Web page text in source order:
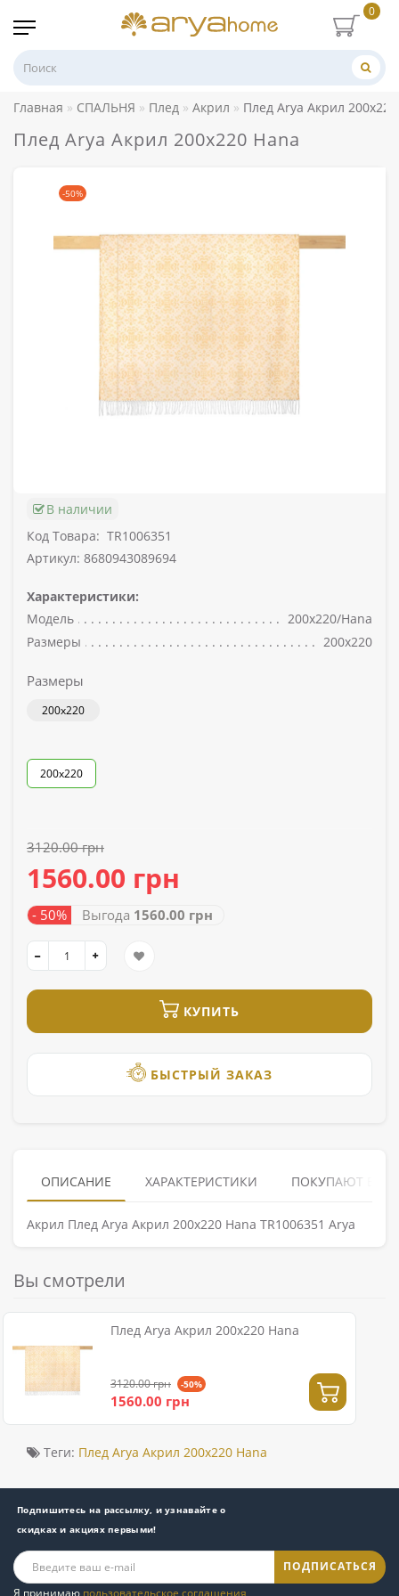
0
Главная СПАЛЬНЯ Плед Акрил Плед Arya Акрил
Плед Arya Акрил 200x220 Hana
-50%
В наличии
Код Товара: TR1006351
Артикул: 8680943089694
Характеристики:
Модель
200x220/Hana
Размеры
200x220
Размеры
200x220
200x220
3120.00 грн
1560.00 грн
- 50% Выгода 1560.00 грн
КУПИТЬ
БЫСТРЫЙ ЗАКАЗ
ОПИСАНИЕ ХАРАКТЕРИСТИКИ ПОКУПАЮТ
Акрил Плед Arya Акрил 200x220 Hana TR1006351 Arya
Вы смотрели
Плед Arya Акрил 200x220 Hana
3120.00 грн -50%
1560.00 грн
Теги: Плед Arya Акрил 200x220 Hana
Подпишитесь на рассылку, и узнавайте о
скидках и акциях первыми!
ПОДПИСАТЬСЯ
Я принимаю пользовательское соглашения